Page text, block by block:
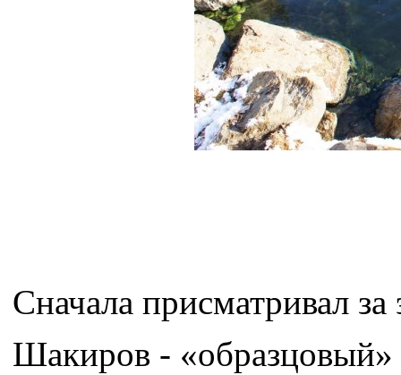
Сначала присматривал
Шакиров -